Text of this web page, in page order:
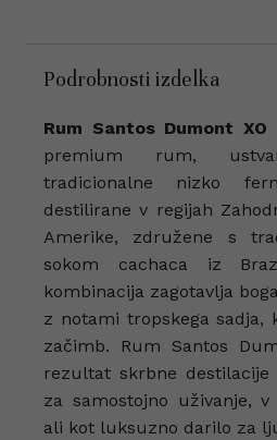
Podrobnosti izdelka
Rum Santos Dumont XO
premium rum,
tradicionalne nizko
destilirane v regijah
Amerike, združene s
sokom cachaca iz
kombinacija zagotavlja
z notami tropskega sadja,
začimb. Rum Santos
rezultat skrbne destilacije
za samostojno uživanje,
ali kot luksuzno darilo za